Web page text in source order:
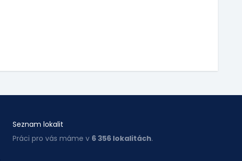
Seznam lokalit
Práci pro vás máme v 6 356 lokalitách.